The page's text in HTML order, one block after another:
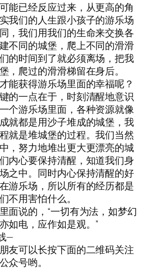
能已经反应过来，从更高的角
我们的人生跟小孩子的游乐场
，我们用我们的生命来交换各
不同的城堡，爬上不同的滑滑
的时间到了就必须离场，把我
，爬过的滑滑梯留在身后。
能获得游乐场里面的幸福呢？
的一点在于，时刻清醒地意识
个游乐场里面，各种资源就像
就都是用沙子堆成的城堡，我
就是堆城堡的过程。我们当然
，努力地堆出更大更漂亮的城
内心要保持清醒，知道我们身
之中。同时内心保持清醒的好
游乐场，所以所有的经历都是
不用害怕什么。
面说的，“一切有为法，如梦幻
如电，应作如是观。”
—
友可以长按下面的二维码关注
众号哟。